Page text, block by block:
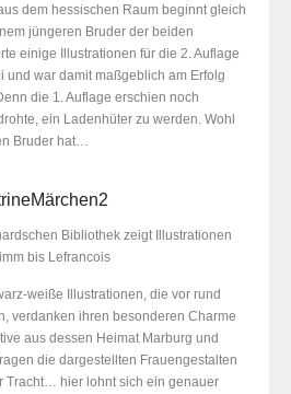
dem hessischen Raum beginnt gleich
jüngeren Bruder der beiden
einige Illustrationen für die 2. Auflage
und war damit maßgeblich am Erfolg
die 1. Auflage erschien noch
ein Ladenhüter zu werden. Wohl
Bruder hat…
Bibliothek zeigt Illustrationen
bis Lefrancois
weiße Illustrationen, die vor rund
verdanken ihren besonderen Charme
aus dessen Heimat Marburg und
die dargestellten Frauengestalten
Tracht… hier lohnt sich ein genauer